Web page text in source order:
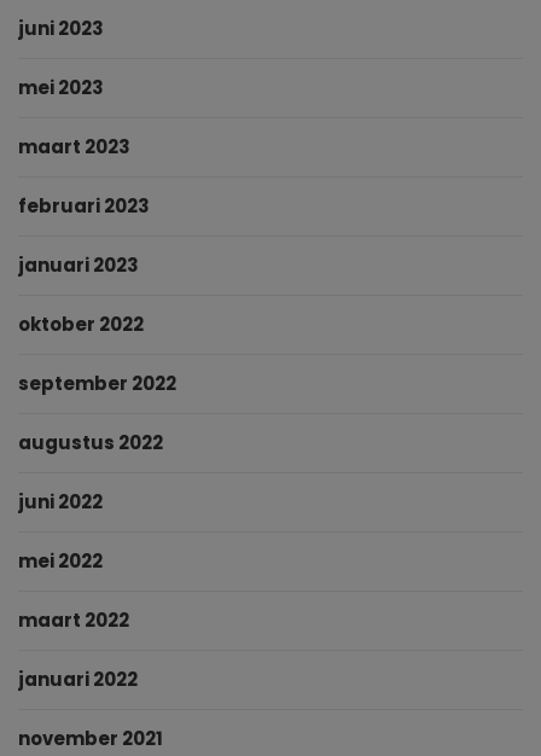
juni 2023
mei 2023
maart 2023
februari 2023
januari 2023
oktober 2022
september 2022
augustus 2022
juni 2022
mei 2022
maart 2022
januari 2022
november 2021